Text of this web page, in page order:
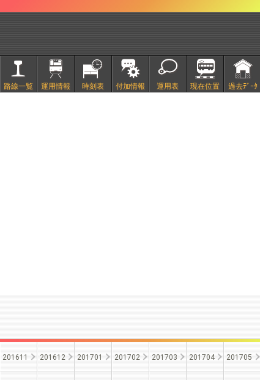
路線一覧 運用情報 時刻表 付加情報 運用表 現在位置 過去ﾃﾞｰﾀ
201611 201612 201701 201702 201703 201704 201705